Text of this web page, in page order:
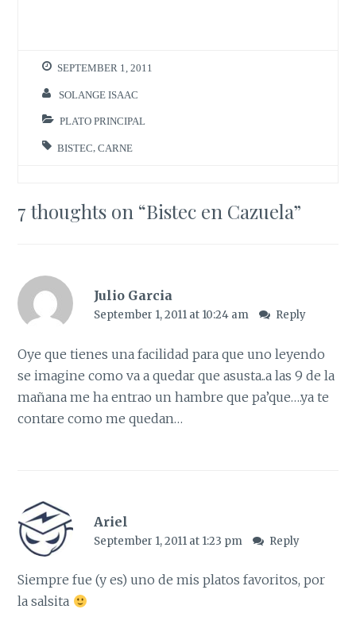
SEPTEMBER 1, 2011
SOLANGE ISAAC
PLATO PRINCIPAL
BISTEC ,CARNE
7 thoughts on “Bistec en Cazuela”
Julio Garcia
September 1, 2011 at 10:24 am Reply
Oye que tienes una facilidad para que uno leyendo
se imagine como va a quedar que asusta..a las 9 de la
mañana me ha entrao un hambre que pa’que….ya te
contare como me quedan…
Ariel
September 1, 2011 at 1:23 pm Reply
Siempre fue (y es) uno de mis platos favoritos, por
la salsita